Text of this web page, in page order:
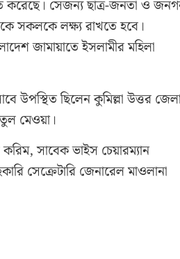
করেছে। সেজন্য ছাত্র-জনতা ও
সকলকে লক্ষ্য রাখতে হবে।
জামায়াতে ইসলামীর মহিলা
উপস্থিত ছিলেন কুমিল্লা উত্তর জেলা
মেওয়া।
সাবেক ভাইস চেয়ারম্যান
সেক্রেটারি জেনারেল মাওলানা